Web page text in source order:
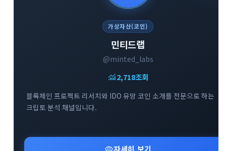
가상자산(코인)
민티드랩
@minted_labs
monitoring2,718조회
블록체인 프로젝트 리서치와 IDO 유망 코인 소개를 전문으로 하는
크립토 분석 채널입니다.
자세히 보기